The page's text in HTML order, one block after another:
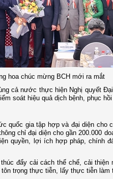
hoa chúc mừng BCH mới ra mắt
cả nước thực hiện Nghị quyết
soát hiệu quả dịch bệnh, phục
gia tập hợp và đại diện cho
chỉ đại diện cho gần 200.000
quyền, lợi ích hợp pháp, chính
đẩy cải cách thể chế, cải
trọng thực tiễn, lấy thực tiễn làm